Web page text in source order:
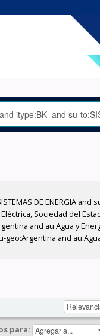
DE ENERGIA and
Sociedad del
and au:Agua y
and
para: